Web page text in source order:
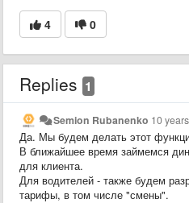
4 0
Replies 1
Semion Rubanenko 10
Да. Мы будем делать этот
В ближайшее время займемся
для клиента.
Для водителей - также будем
тарифы, в том числе "смены".